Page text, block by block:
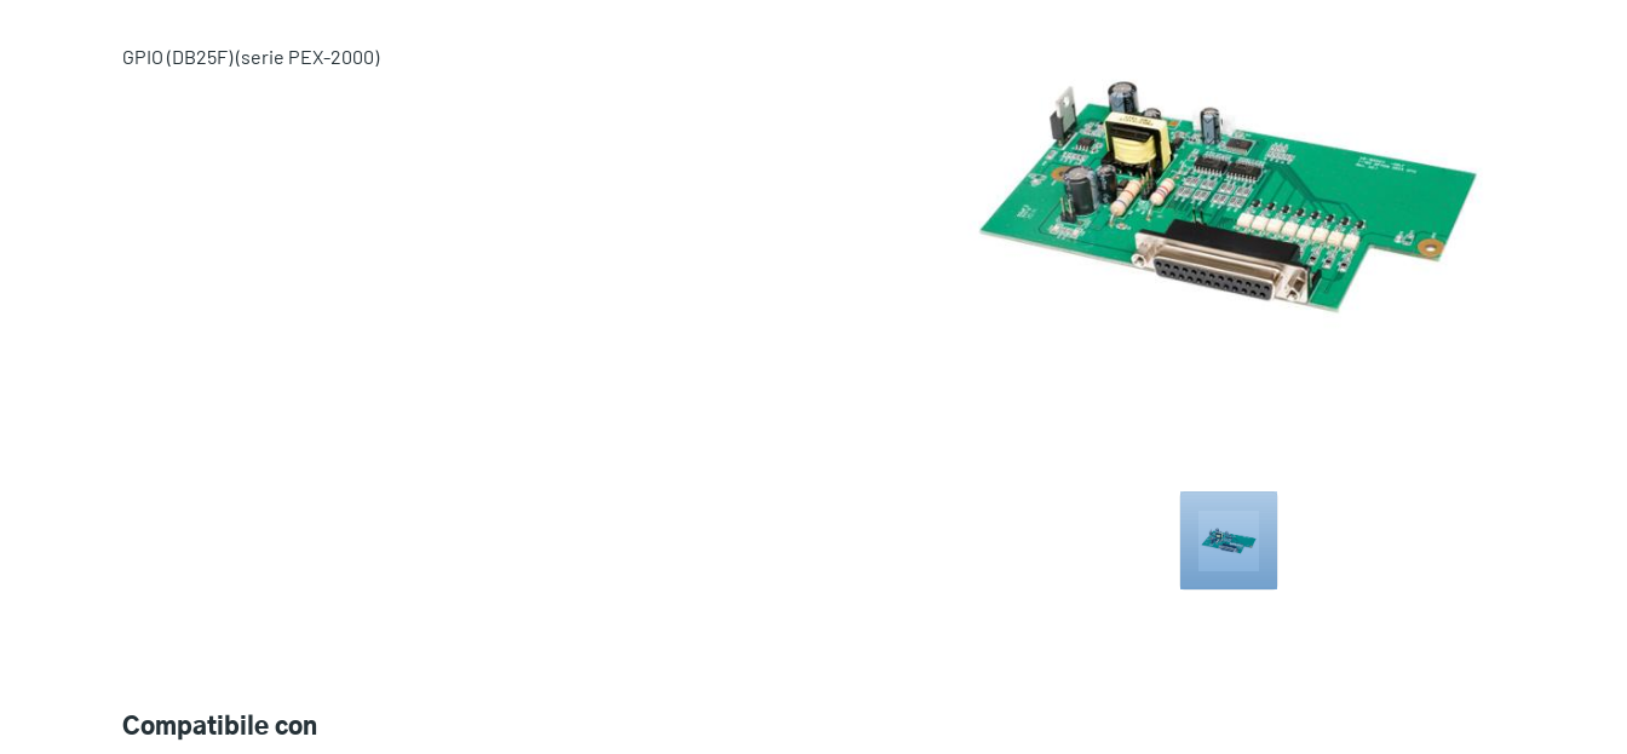
GPIO (DB25F) (serie PEX-2000)
Compatibile con